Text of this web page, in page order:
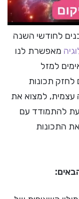
לחודשי השנה
מאפשרת לנו
למזל
לחזק תכונות
עצמית, למצוא את
להתמודד עם
את התכונות